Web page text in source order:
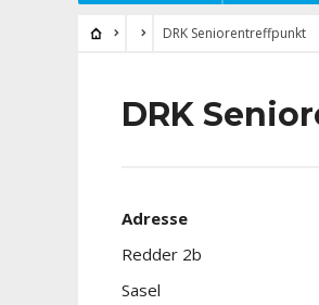
DRK Seniorentreffpunkt
DRK
Adresse
Redder 2b
Sasel